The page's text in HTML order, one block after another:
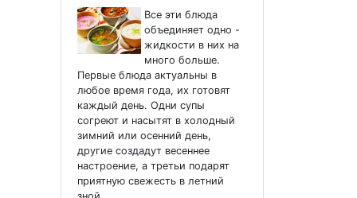
Все эти блюда
объединяет одно -
жидкости в них на
много больше.
Первые блюда актуальны в
любое время года, их готовят
каждый день. Одни супы
согреют и насытят в холодный
зимний или осенний день,
другие создадут весеннее
настроение, а третьи подарят
приятную свежесть в летний